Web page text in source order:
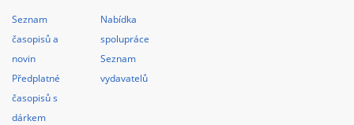
Seznam
časopisů a
novin
Předplatné
časopisů s
dárkem
Nabídka
spolupráce
Seznam
vydavatelů